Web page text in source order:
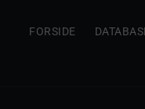
FORSIDE